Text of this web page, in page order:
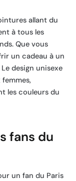
allant du
à tous les
Que vous
un cadeau à un
design unisexe
les couleurs du
fans du
un fan du Paris